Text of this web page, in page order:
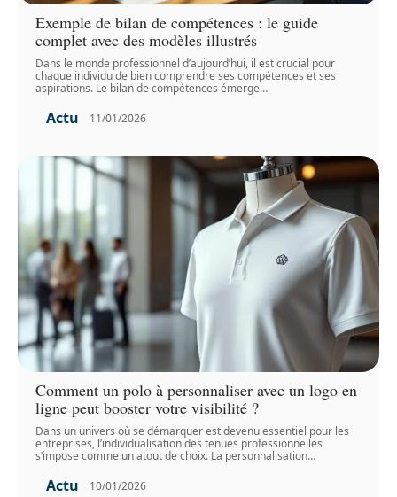
Exemple de bilan de compétences : le guide
complet avec des modèles illustrés
Dans le monde professionnel d’aujourd’hui, il est crucial pour
chaque individu de bien comprendre ses compétences et ses
aspirations. Le bilan de compétences émerge…
Actu 11/01/2026
Comment un polo à personnaliser avec un logo en
ligne peut booster votre visibilité ?
Dans un univers où se démarquer est devenu essentiel pour les
entreprises, l’individualisation des tenues professionnelles
s’impose comme un atout de choix. La personnalisation…
Actu 10/01/2026